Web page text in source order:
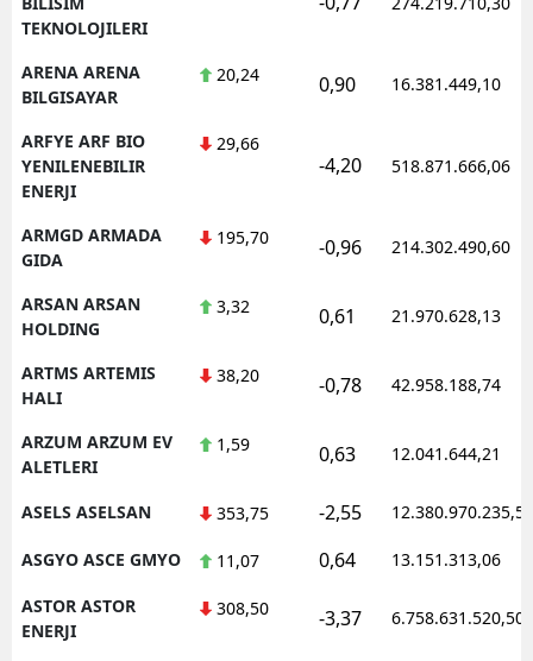
TEKNOLOJILERI
ARENA ARENA
BILGISAYAR
20,24 0,90 16.381.449,10
ARFYE ARF BIO
YENILENEBILIR
ENERJI
29,66
-4,20 518.871.666,06
ARMGD ARMADA
GIDA
195,70 -0,96 214.302.490,60
ARSAN ARSAN
HOLDING
3,32 0,61 21.970.628,13
ARTMS ARTEMIS
HALI
38,20 -0,78 42.958.188,74
ARZUM ARZUM EV
ALETLERI
1,59 0,63 12.041.644,21
ASELS ASELSAN 353,75 -2,55 12.380.970.235,50
ASGYO ASCE GMYO 11,07 0,64 13.151.313,06
ASTOR ASTOR
ENERJI
308,50 -3,37 6.758.631.520,50